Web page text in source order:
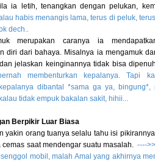
ia letih, tenangkan dengan pelukan,
habis menangis lama, terus di peluk,
dech..
merupakan caranya ia
diri dari bahaya. Misalnya ia mengamuk
jelaskan keinginannya tidak bisa
membenturkan kepalanya. Tapi
dibantal *sama ga ya, bingung*,
tidak empuk bakalan sakit, hihii...
Berpikir Luar Biasa
yakin orang tuanya selalu tahu isi
cemas saat mendengar suatu masalah. ----
mobil, malah Amal yang akhirnya